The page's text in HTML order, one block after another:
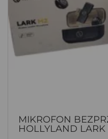
MIKROFON
HOLLYLAND LARK